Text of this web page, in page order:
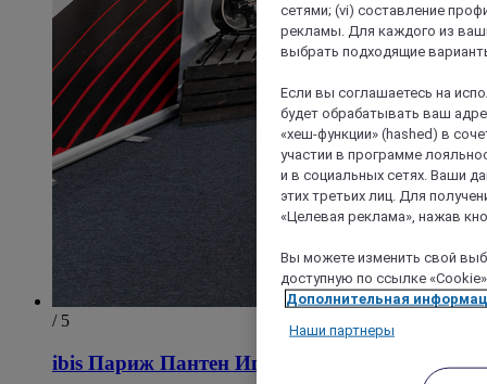
/ 5
ibis Париж Пантен Иглиз
сетями; (vi) составление
рекламы. Для каждого из
выбрать подходящие
Если вы соглашаетесь на
будет обрабатывать ваш
«хеш-функции» (hashed) в
участии в программе
и в социальных сетях. Ваши
этих третьих лиц. Для
«Целевая реклама», нажав
Вы можете изменить свой
доступную по ссылке
Дополнительная
Наши партнеры